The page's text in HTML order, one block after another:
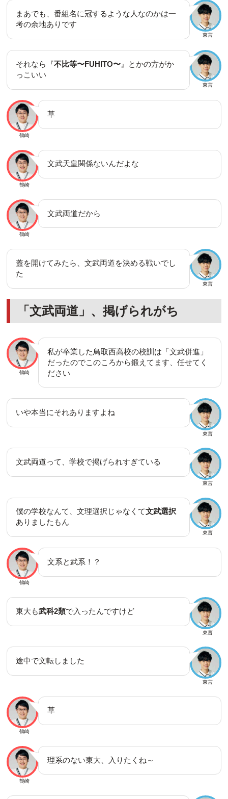
東言
まあでも、番組名に冠するような人なのかは一
考の余地ありです
東言
それなら『不比等〜FUHITO〜』とかの方がか
っこいい
鶴崎
草
鶴崎
文武天皇関係ないんだよな
鶴崎
文武両道だから
東言
蓋を開けてみたら、文武両道を決める戦いでし
た
「文武両道」、掲げられがち
鶴崎
私が卒業した鳥取西高校の校訓は「文武併進」
だったのでこのころから鍛えてます、任せてく
ださい
東言
いや本当にそれありますよね
東言
文武両道って、学校で掲げられすぎている
東言
僕の学校なんて、文理選択じゃなくて文武選択
ありましたもん
鶴崎
文系と武系！？
東言
東大も武科2類で入ったんですけど
東言
途中で文転しました
鶴崎
草
鶴崎
理系のない東大、入りたくね～